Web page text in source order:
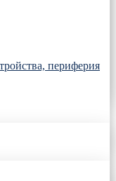
периферия